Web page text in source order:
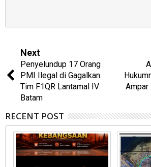
Next
Penyelundup 17 Orang
PMI Ilegal di Gagalkan
Tim F1QR Lantamal IV
Batam
RECENT POST